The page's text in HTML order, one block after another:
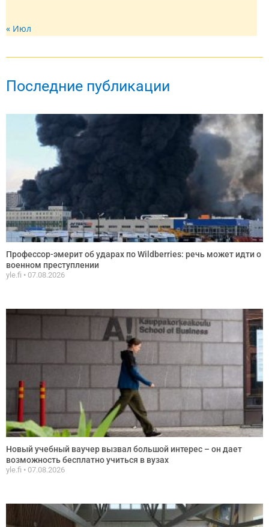
« Июл
Последние публикации
Профессор-эмерит об ударах по Wildberries: речь может идти о
военном преступлении
yle.fi 07.08.2026
Новый учебный ваучер вызвал большой интерес – он дает
возможность бесплатно учиться в вузах
yle.fi 07.08.2026